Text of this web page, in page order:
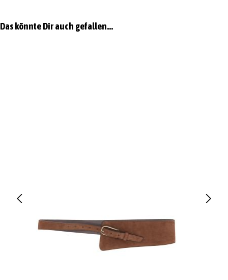
Produktgalerie überspringen
Das könnte Dir auch gefallen...